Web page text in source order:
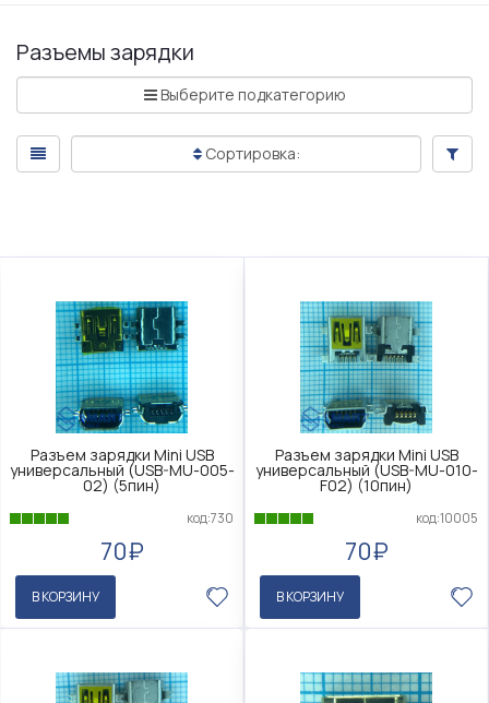
Разъемы зарядки
Выберите подкатегорию
Сортировка:
Разъем зарядки Mini USB
универсальный (USB-MU-005-
02) (5пин)
код:730
70₽
В КОРЗИНУ
Разъем зарядки Mini USB
универсальный (USB-MU-010-
F02) (10пин)
код:10005
70₽
В КОРЗИНУ